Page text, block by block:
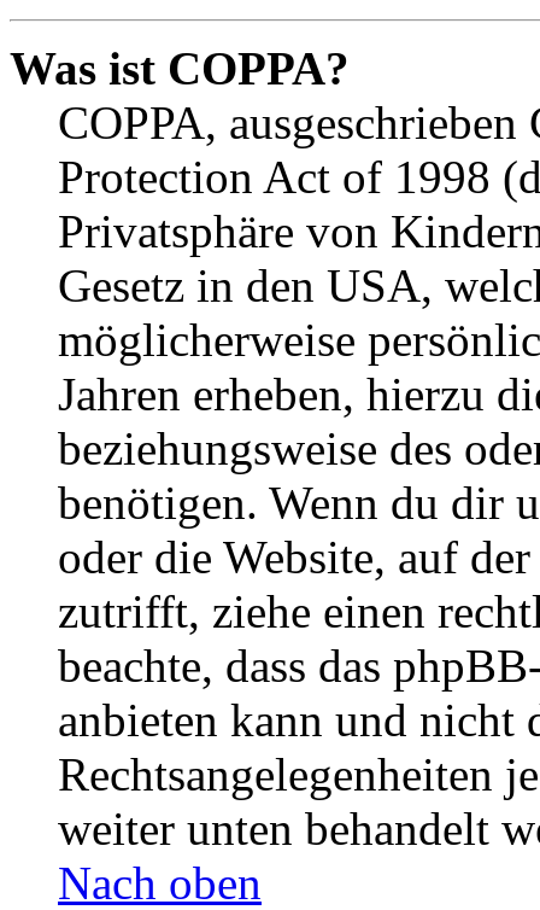
Was ist COPPA?
COPPA,
Protection Act of 1998
Privatsphäre von
Gesetz in den USA,
möglicherweise
Jahren erheben, hierzu
beziehungsweise des
benötigen. Wenn du dir
oder die Website, auf
zutrifft, ziehe einen
beachte, dass das
anbieten kann und nicht
Rechtsangelegenheiten
weiter unten behandelt
Nach oben